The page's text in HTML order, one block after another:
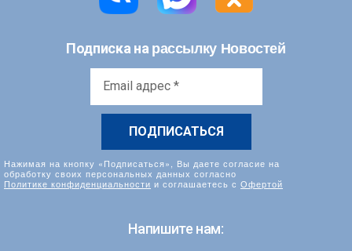
Подписка на рассылку Новостей
Нажимая на кнопку «Подписаться», Вы даете согласие на
обработку своих персональных данных согласно
Политике конфиденциальности и соглашаетесь с Офертой
Напишите нам: